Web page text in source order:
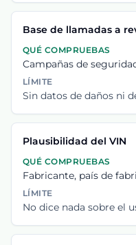
Base de llamadas a
QUÉ COMPRUEBAS
Campañas de
LÍMITE
Sin datos de daños ni
Plausibilidad del VIN
QUÉ COMPRUEBAS
Fabricante, país de
LÍMITE
No dice nada sobre el